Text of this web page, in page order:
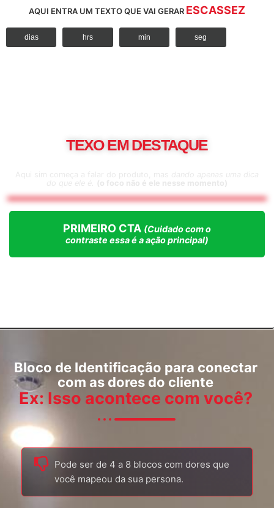
AQUI ENTRA UM TEXTO QUE VAI GERAR ESCASSEZ
dias hrs min seg
TEXO EM DESTAQUE
PRIMEIRO CTA (Cuidado com o
contraste essa é a ação principal)
Bloco de Identificação para conectar
com as dores do cliente
Ex: Isso acontece com você?
Pode ser de 4 a 8 blocos com dores que
você mapeou da sua persona.